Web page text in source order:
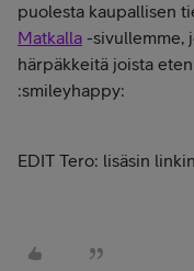
puolesta kaupallisen
Matkalla -sivullemme,
härpäkkeitä joista
:smileyhappy:
EDIT Tero: lisäsin linkin